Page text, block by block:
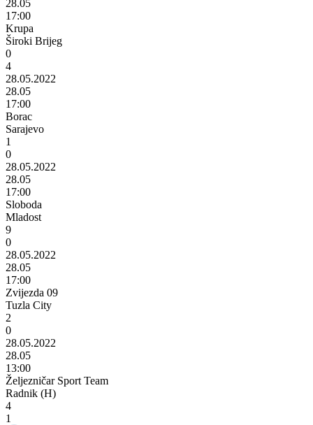
28.05
17:00
Krupa
Široki Brijeg
0
4
28.05.2022
28.05
17:00
Borac
Sarajevo
1
0
28.05.2022
28.05
17:00
Sloboda
Mladost
9
0
28.05.2022
28.05
17:00
Zvijezda 09
Tuzla City
2
0
28.05.2022
28.05
13:00
Željezničar Sport Team
Radnik (H)
4
1